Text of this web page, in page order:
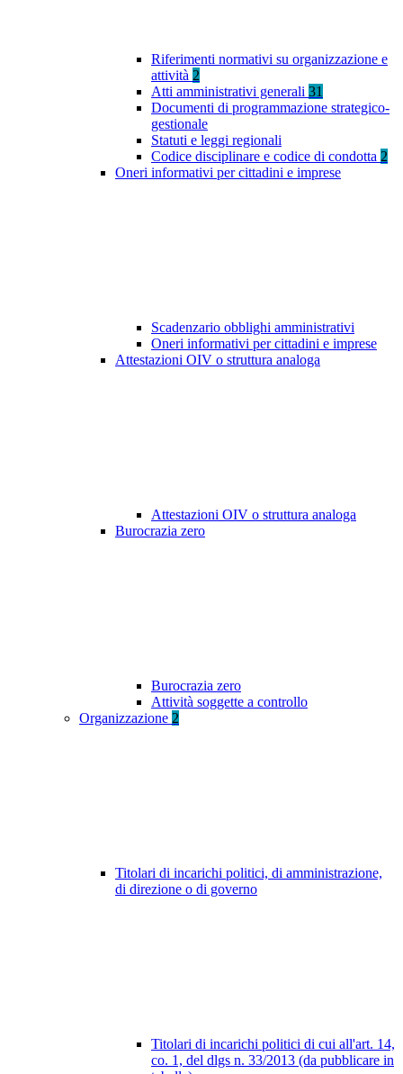
Riferimenti normativi su organizzazione e
attività 2
Atti amministrativi generali 31
Documenti di programmazione strategico-
gestionale
Statuti e leggi regionali
Codice disciplinare e codice di condotta 2
Oneri informativi per cittadini e imprese
Scadenzario obblighi amministrativi
Oneri informativi per cittadini e imprese
Attestazioni OIV o struttura analoga
Attestazioni OIV o struttura analoga
Burocrazia zero
Burocrazia zero
Attività soggette a controllo
Organizzazione 2
Titolari di incarichi politici, di amministrazione,
di direzione o di governo
Titolari di incarichi politici di cui all'art. 14,
co. 1, del dlgs n. 33/2013 (da pubblicare in